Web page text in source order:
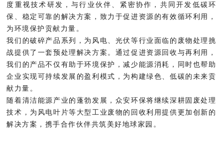
度重视技术研发，与行业伙伴、紧密协作，共同开发低碳环
保、稳定可靠的解决方案，致力于促进资源的有效循环利用，
为环境保护贡献力量。
我们的破碎产品系列，为风电、光伏等行业面临的废物处理挑
战提供了一套预处理解决方案。通过促进资源回收与再利用，
我们的产品不仅有助于环境保护，减少能源消耗，同时也帮助
企业实现可持续发展的盈利模式，为构建绿色、低碳的未来贡
献力量。
随着清洁能源产业的蓬勃发展，众安环保将继续深耕固废处理
技术，为风电叶片等大型工业废物的回收利用提供更加创新的
解决方案，携手合作伙伴共筑美好地球家园。